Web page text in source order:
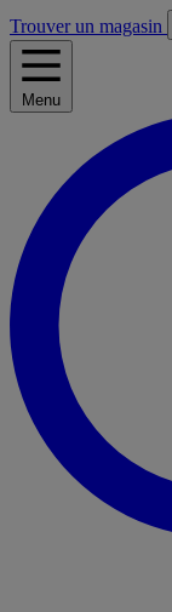
Trouver un magasin
Menu